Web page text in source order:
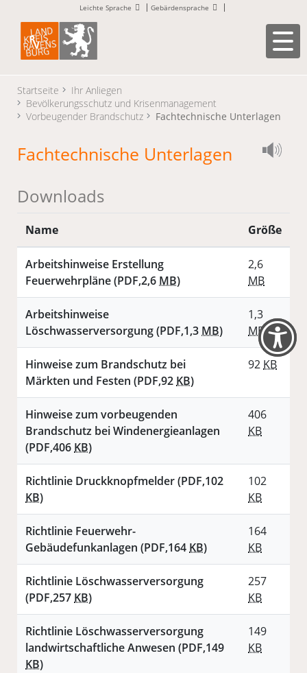
Leichte Sprache Gebärdensprache
Startseite
Ihr Anliegen
Bevölkerungsschutz und Krisenmanagement
Vorbeugender Brandschutz
Fachtechnische Unterlagen
Fachtechnische Unterlagen
Downloads
Name Größe
Arbeitshinweise Erstellung
Feuerwehrpläne(PDF,2,6 MB)
2,6
MB
Arbeitshinweise
Löschwasserversorgung(PDF,1,3 MB)
1,3
MB
Hinweise zum Brandschutz bei
Märkten und Festen (PDF,92 KB)
92 KB
Hinweise zum vorbeugenden
Brandschutz bei Windenergieanlagen
(PDF,406 KB)
406
KB
Richtlinie Druckknopfmelder(PDF,102
KB)
102
KB
Richtlinie Feuerwehr-
Gebäudefunkanlagen (PDF,164 KB)
164
KB
Richtlinie Löschwasserversorgung
(PDF,257 KB)
257
KB
Richtlinie Löschwasserversorgung
landwirtschaftliche Anwesen (PDF,149
KB)
149
KB